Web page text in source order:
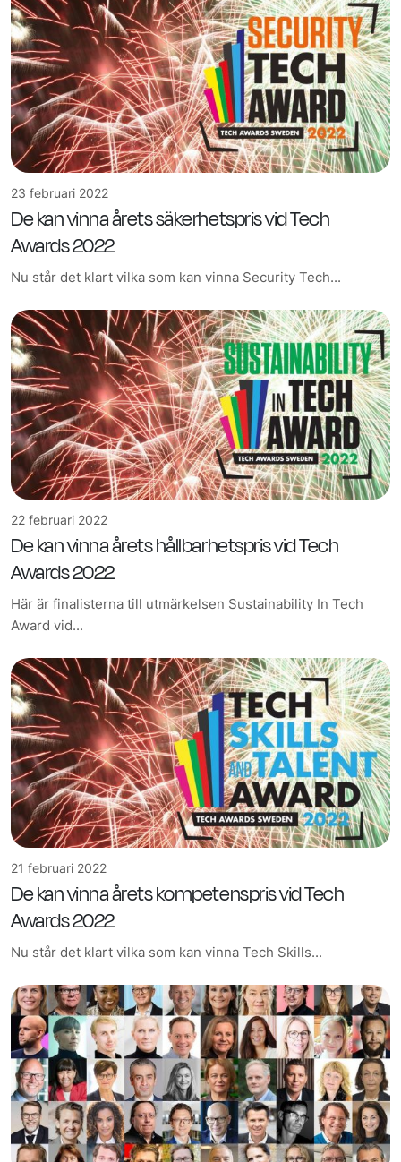
23 februari 2022
De kan vinna årets säkerhetspris vid Tech
Awards 2022
Nu står det klart vilka som kan vinna Security Tech...
22 februari 2022
De kan vinna årets hållbarhetspris vid Tech
Awards 2022
Här är finalisterna till utmärkelsen Sustainability In Tech
Award vid...
21 februari 2022
De kan vinna årets kompetenspris vid Tech
Awards 2022
Nu står det klart vilka som kan vinna Tech Skills...